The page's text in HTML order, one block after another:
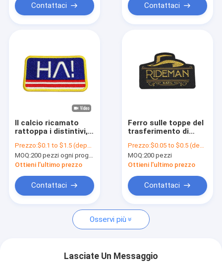
Chi siamo
Fatory Tour
notizie
Tutti i casi
Ferro sulle toppe ricamate
Contattaci Contattaci
Il calcio ricamato
rattoppa i distintivi,
di sport per i cappelli
Prezzo:$0.1 to $1.5 (depends on the design and order quantity)
MOQ:200 pezzi ogni progettazione
Ottieni l'ultimo prezzo
Contattaci
Ferro sulle toppe del
trasferimento di
tessuta Logo Label
di OEKO-TEX
Prezzo:$0.05 to $0.5 (depends on the design and order quantity)
MOQ:200 pezzi
Ottieni l'ultimo prezzo
Contattaci
Osservi più
Lasciate Un Messaggio